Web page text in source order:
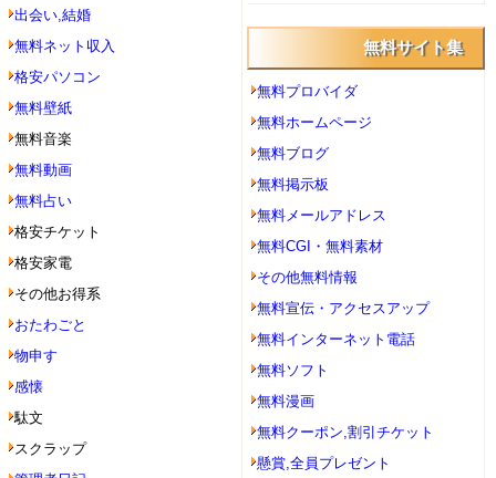
出会い,結婚
無料ネット収入
格安パソコン
無料壁紙
無料音楽
無料動画
無料占い
格安チケット
格安家電
その他お得系
おたわごと
物申す
感懐
駄文
スクラップ
無料サイト集
無料プロバイダ
無料ホームページ
無料ブログ
無料掲示板
無料メールアドレス
無料CGI・無料素材
その他無料情報
無料宣伝・アクセスアップ
無料インターネット電話
無料ソフト
無料漫画
無料クーポン,割引チケット
懸賞,全員プレゼント